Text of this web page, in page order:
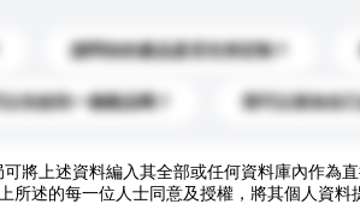
請問你的產品是否支持定制？
以先收到一個樣品嗎？ 我可以添加自
將上述資料編入其全部或任何資料庫內作為
所述的每一位人士同意及授權，將其個人資料